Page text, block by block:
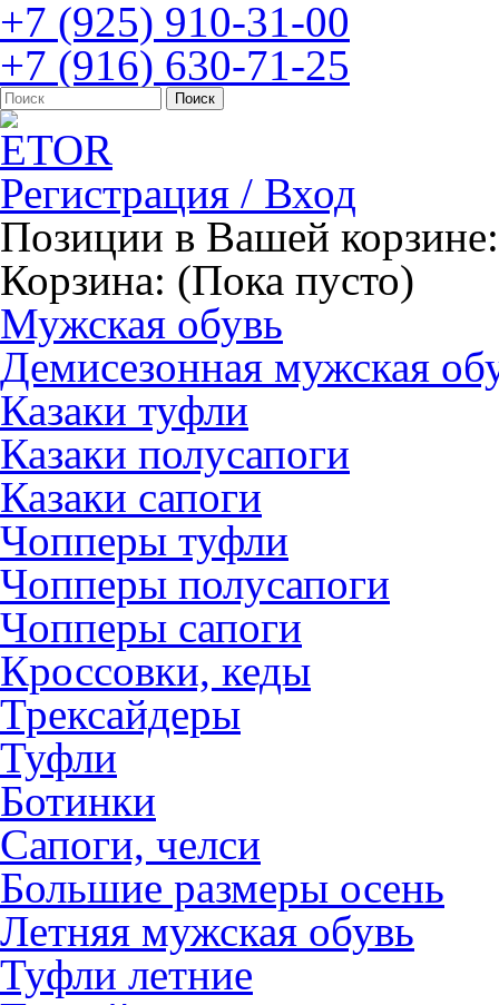
+7 (925) 910-31-00
+7 (916) 630-71-25
Регистрация / Вход
Позиции в Вашей корзине:
Корзина: (Пока пусто)
Мужская обувь
Демисезонная мужская
Казаки туфли
Казаки полусапоги
Казаки сапоги
Чопперы туфли
Чопперы полусапоги
Чопперы сапоги
Кроссовки, кеды
Трексайдеры
Туфли
Ботинки
Сапоги, челси
Большие размеры осень
Летняя мужская обувь
Туфли летние